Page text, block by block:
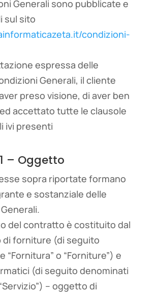
Generali sono pubblicate e
sul sito
condizioni-
espressa delle
Generali, il cliente
preso visione, di aver ben
accettato tutte le clausole
ivi presenti
– Oggetto
sopra riportate formano
e sostanziale delle
del contratto è costituito dal
di forniture (di seguito
“Fornitura” o “Forniture”) e
(di seguito denominati
– oggetto di